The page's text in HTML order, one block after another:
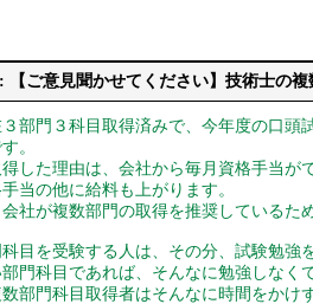
【ご意見聞かせてください】技術士の
部門３科目取得済みで、今年度の口頭
。
得した理由は、会社から毎月資格手当が
当の他に給料も上がります。
社が複数部門の取得を推奨しているた
目を受験する人は、その分、試験勉強
部門科目であれば、そんなに勉強しなく
部門科目取得者はそんなに時間をか